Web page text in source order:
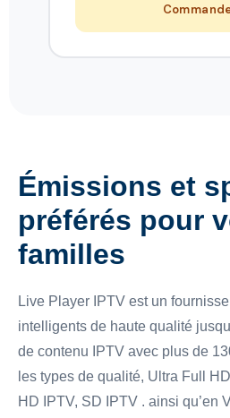
Émissions et
préférés pour
familles
Live Player IPTV est un
intelligents de haute qualité
de contenu IPTV avec plus de
les types de qualité, Ultra Full
HD IPTV, SD IPTV . ainsi qu’en